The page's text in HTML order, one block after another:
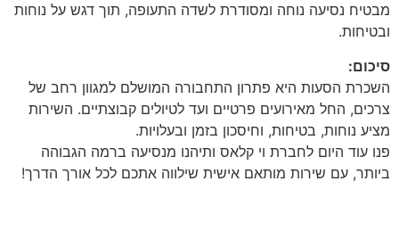
מבטיח נסיעה נוחה ומסודרת לשדה התעופה, תוך דגש על נוחות
ובטיחות.
סיכום:
השכרת הסעות היא פתרון התחבורה המושלם למגוון רחב של
צרכים, החל מאירועים פרטיים ועד לטיולים קבוצתיים. השירות
מציע נוחות, בטיחות, וחיסכון בזמן ובעלויות.
פנו עוד היום לחברת וי קלאס ותיהנו מנסיעה ברמה הגבוהה
ביותר, עם שירות מותאם אישית שילווה אתכם לכל אורך הדרך!